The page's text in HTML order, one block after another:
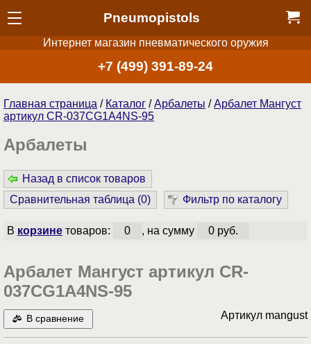
Pneumopistols
Интернет магазин пневматического оружия
+7 (499) 391-89-24
Главная страница / Каталог /Арбалеты /Арбалет Мангуст
артикул CR-037CG1A4NS-95
Арбалеты
Назад в список товаров
Сравнительная таблица (0) Фильтр по каталогу
В корзинетоваров: 0 , на сумму 0 руб.
Арбалет Мангуст артикул CR-
037CG1A4NS-95
В сравнение Артикул mangust